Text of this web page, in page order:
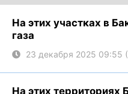
На этих участках в
газа
23 декабря 2025 09:55
На этих территориях